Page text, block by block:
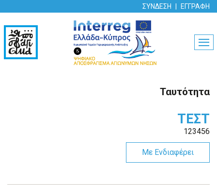
ΣΥΝΔΕΣΗ ΕΓΓΡΑΦΗ
Ταυτότητα
ΤΕΣΤ
123456
Με Ενδιαφέρει